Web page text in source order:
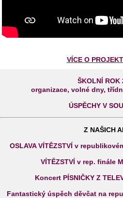
VÍCE O
ŠKOLNÍ ROK
organizace, volné dny,
ÚSPĚCHY V
Z NAŠICH
OSLAVA VÍTĚZSTVÍ v
VÍTĚZSTVÍ v rep. finále
Koncert PÍSNIČKY Z
Fantastický úspěch děvčat na